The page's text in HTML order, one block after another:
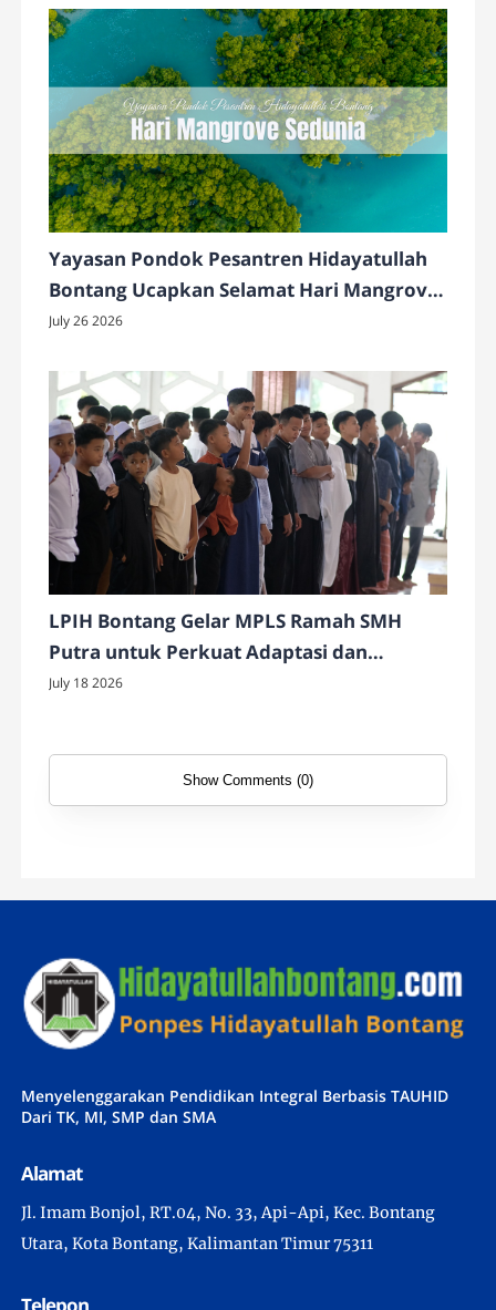
Yayasan Pondok Pesantren Hidayatullah
Bontang Ucapkan Selamat Hari Mangrove
Sedunia 2026
July 26 2026
LPIH Bontang Gelar MPLS Ramah SMH
Putra untuk Perkuat Adaptasi dan
Karakter Siswa
July 18 2026
Show Comments (0)
Menyelenggarakan Pendidikan Integral Berbasis TAUHID
Dari TK, MI, SMP dan SMA
Alamat
Jl. Imam Bonjol, RT.04, No. 33, Api-Api, Kec. Bontang
Utara, Kota Bontang, Kalimantan Timur 75311